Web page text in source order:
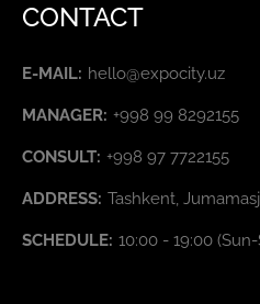
CONTACT
E-MAIL: hello@expocity.uz
MANAGER: +998 99 8292155
CONSULT: +998 97 7722155
ADDRESS: Tashkent,
SCHEDULE: 10:00 - 19:00